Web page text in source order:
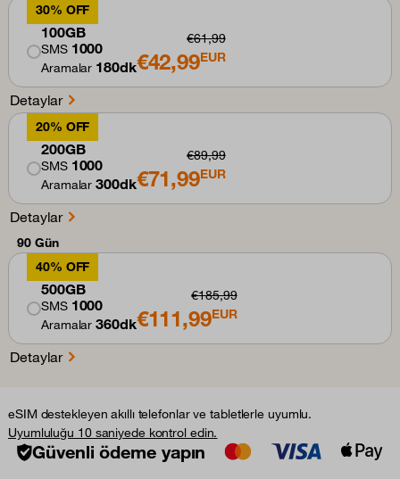
30% OFF
100GB
SMS 1000
Aramalar 180dk
€61,99
€42,99EUR
Detaylar
20% OFF
200GB
SMS 1000
Aramalar300dk
€89,99
€71,99EUR
Detaylar
90 Gün
40% OFF
500GB
SMS 1000
Aramalar360dk
€185,99
€111,99EUR
Detaylar
eSIM destekleyen akıllı telefonlar ve tabletlerle uyumlu.
Uyumluluğu 10 saniyede kontrol edin.
Güvenli ödeme yapın